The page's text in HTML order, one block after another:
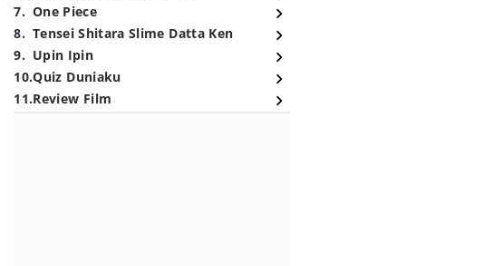
7. One Piece
8. Tensei Shitara Slime Datta Ken
9. Upin Ipin
10.Quiz Duniaku
11.Review Film